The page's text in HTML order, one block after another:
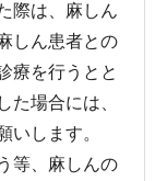
際は、麻しん
しん患者との
療を行うとと
た場合には、
いします。
等、麻しんの